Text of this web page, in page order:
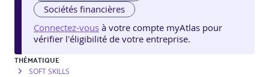
Sociétés financières
Connectez-vous à votre compte myAtlas pour
vérifier l'éligibilité de votre entreprise.
THÉMATIQUE
SOFT SKILLS